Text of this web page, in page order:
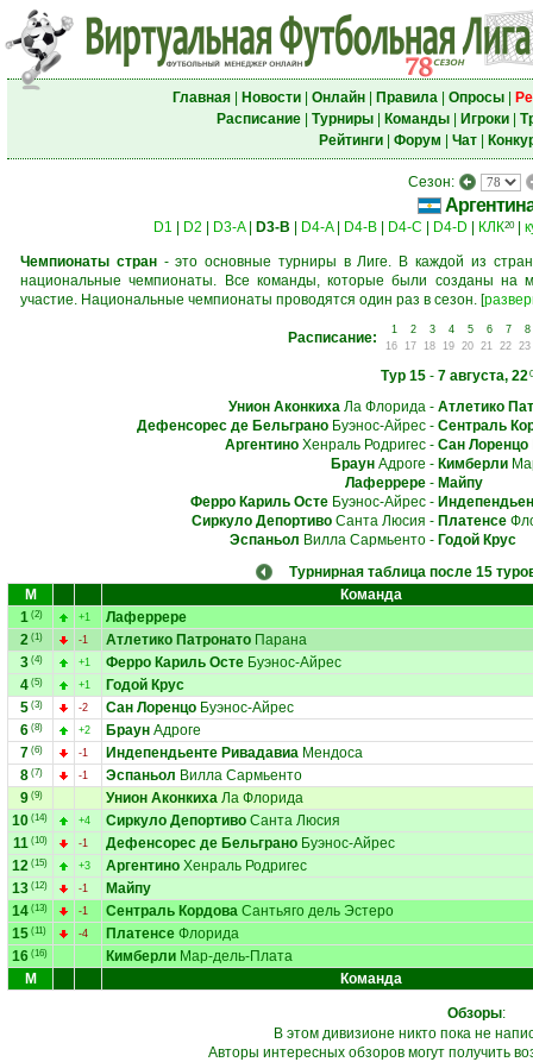
Главная| Новости| Онлайн| Правила| Опросы|
Расписание| Турниры| Команды| Игроки|
Рейтинги| Форум Чат|
Сезон:
D1 D2 D3-A| D3-B D4-A| D4-B D4-C D4-D КЛК20|
Чемпионаты стран- это основные турниры в Лиге. В каждой из
национальные чемпионаты. Все команды, которые были созданы на
участие. Национальные чемпионаты проводятся один раз в сезон. [
Расписание: 1 2 3 4 5 6 7
8
16
17 18 19 20 21 22 23
Тур 15- 7 августа, 22
Унион АконкихаЛа Флорида- Атлетико
Дефенсорес де БельграноБуэнос-Айрес- Сентраль
АргентиноХенраль Родригес- Сан Лоренцо
БраунАдроге - Кимберли
Лаферрере- Майпу
Ферро Кариль ОстеБуэнос-Айрес-
Сиркуло ДепортивоСанта Люсия - Платенсе
Эспаньол Вилла Сармьенто- Годой Крус
Турнирная таблица после 15
М
Команда
1 (2) +1
Лаферрере
2 (1) -1 Атлетико Патронато Парана
3 (4) +1 Ферро Кариль Осте Буэнос-Айрес
4 (5) +1
Годой Крус
5 (3) -2 Сан Лоренцо Буэнос-Айрес
6 (8) +2 Браун Адроге
7 (6) -1 Индепендьенте Ривадавиа Мендоса
8 (7) -1 Эспаньол Вилла Сармьенто
9 (9) Унион Аконкиха Ла Флорида
10 (14) +4 Сиркуло Депортиво Санта Люсия
11 (10) -1 Дефенсорес де Бельграно Буэнос-Айрес
12 (15) +3 Аргентино Хенраль Родригес
13 (12) -1
Майпу
14 (13) -1 Сентраль Кордова Сантьяго дель Эстеро
15 (11) -4 Платенсе Флорида
16 (16) Кимберли Мар-дель-Плата
М
Команда
Обзоры:
В этом дивизионе никто пока не
Авторы интересных обзоров могут получить